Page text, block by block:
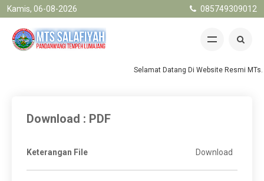
Kamis, 06-08-2026 085749309012
Selamat Datang Di Website Resmi
Download : PDF
Keterangan File Download